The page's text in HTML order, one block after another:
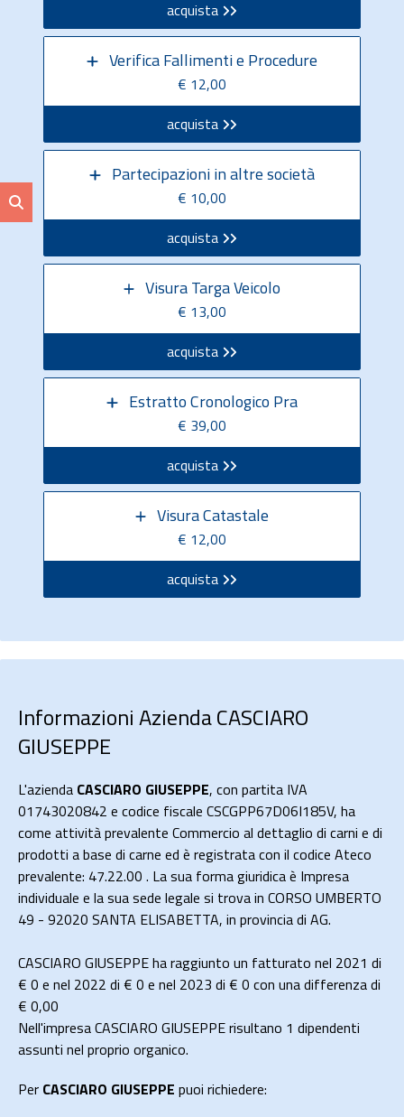
acquista
Verifica Fallimenti e Procedure
€ 12,00
acquista
Partecipazioni in altre società
€ 10,00
acquista
Visura Targa Veicolo
€ 13,00
acquista
Estratto Cronologico Pra
€ 39,00
acquista
Visura Catastale
€ 12,00
acquista
Informazioni Azienda CASCIARO
GIUSEPPE
L'azienda CASCIARO GIUSEPPE, con partita IVA
01743020842 e codice fiscale CSCGPP67D06I185V, ha
come attività prevalente Commercio al dettaglio di carni e di
prodotti a base di carne ed è registrata con il codice Ateco
prevalente: 47.22.00 . La sua forma giuridica è Impresa
individuale e la sua sede legale si trova in CORSO UMBERTO
49 - 92020 SANTA ELISABETTA, in provincia di AG.
CASCIARO GIUSEPPE ha raggiunto un fatturato nel 2021 di
€ 0 e nel 2022 di € 0 e nel 2023 di € 0 con una differenza di
€ 0,00
Nell'impresa CASCIARO GIUSEPPE risultano 1 dipendenti
assunti nel proprio organico.
Per CASCIARO GIUSEPPE puoi richiedere: